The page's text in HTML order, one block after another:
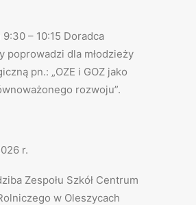
– 10:15 Doradca
poprowadzi dla młodzieży
pn.: „OZE i GOZ jako
rozwoju”.
r.
Zespołu Szkół Centrum
w Oleszycach